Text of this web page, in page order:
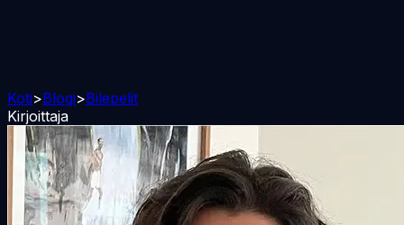
Koti>Blogi>Bilepelit
Kirjoittaja